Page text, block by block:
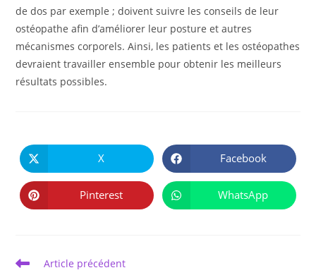
de dos par exemple ; doivent suivre les conseils de leur
ostéopathe afin d’améliorer leur posture et autres
mécanismes corporels. Ainsi, les patients et les ostéopathes
devraient travailler ensemble pour obtenir les meilleurs
résultats possibles.
CE
CONTENU
Ouvrir
dans
une
autre
fenêtre
X Ouvrir
dans
une
autre
fenêtre
Facebook
Ouvrir
dans
Pinterest Ouvrir
dans
WhatsApp
Read
Article précédent